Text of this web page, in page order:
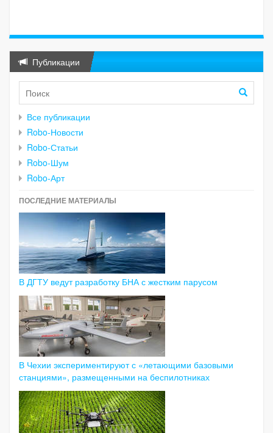
Публикации
Все публикации
Robo-Новости
Robo-Статьи
Robo-Шум
Robo-Арт
ПОСЛЕДНИЕ МАТЕРИАЛЫ
В ДГТУ ведут разработку БНА с жестким парусом
В Чехии экспериментируют с «летающими базовыми
станциями», размещенными на беспилотниках